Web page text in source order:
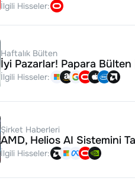
İlgili Hisseler:
Haftalık Bülten
İyi Pazarlar! Papara
İlgili Hisseler:
Şirket Haberleri
AMD, Helios AI Sistemini
İlgili Hisseler: